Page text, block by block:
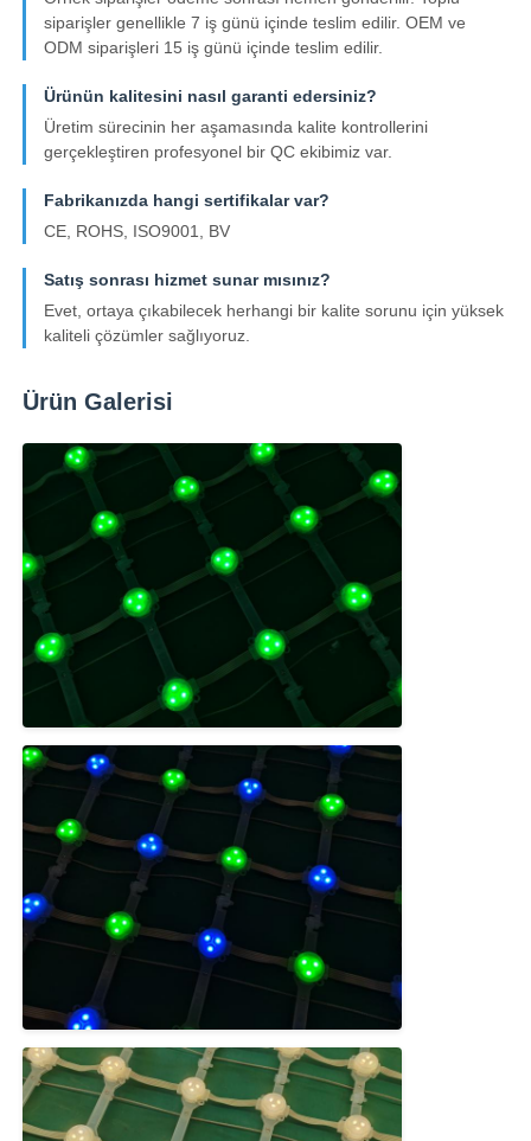
siparişler genellikle 7 iş günü içinde teslim edilir. OEM ve
ODM siparişleri 15 iş günü içinde teslim edilir.
Ürünün kalitesini nasıl garanti edersiniz?
Üretim sürecinin her aşamasında kalite kontrollerini
gerçekleştiren profesyonel bir QC ekibimiz var.
Fabrikanızda hangi sertifikalar var?
CE, ROHS, ISO9001, BV
Satış sonrası hizmet sunar mısınız?
Evet, ortaya çıkabilecek herhangi bir kalite sorunu için yüksek
kaliteli çözümler sağlıyoruz.
Ürün Galerisi